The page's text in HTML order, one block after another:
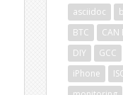
asciidoc
BTC
CAN
DIY
GCC
iPhone